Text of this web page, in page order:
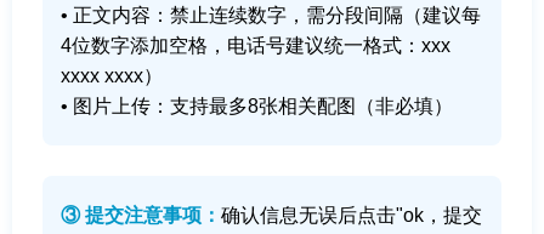
• 正文内容：禁止连续数字，需分段间隔（建议每
4位数字添加空格，电话号建议统一格式：xxx
xxxx xxxx）
• 图片上传：支持最多8张相关配图（非必填）
③ 提交注意事项： 确认信息无误后点击"ok，提交